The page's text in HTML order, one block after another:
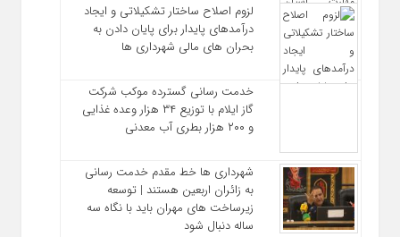
لزوم اصلاح ساختار تشکیلاتی و ایجاد
درآمدهای پایدار برای پایان دادن به
بحران‌ های مالی شهرداری‌ ها
خدمت رسانی گسترده موکب شرکت
گاز ایلام با توزیع ۳۴ هزار وعده غذایی
و ۲۰۰ هزار بطری آب معدنی
شهرداری‌ ها خط مقدم خدمت ‌رسانی
به زائران اربعین هستند | توسعه
زیرساخت ‌های مهران باید با نگاه سه‌
ساله دنبال شود